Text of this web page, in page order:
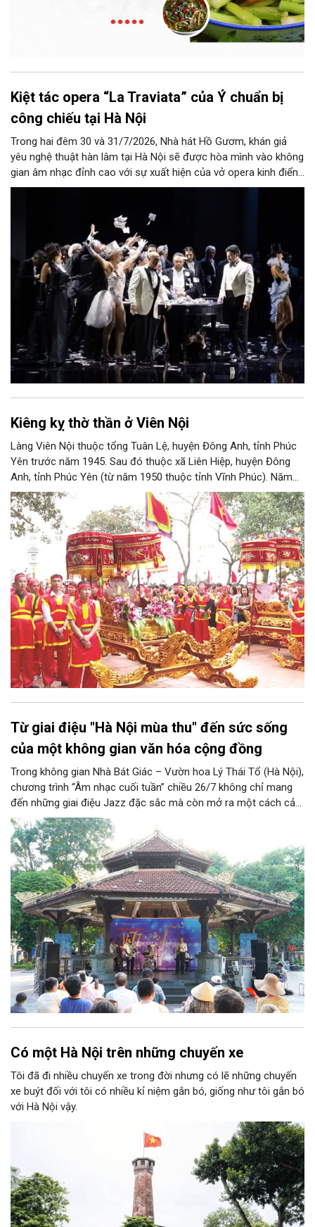
Kiệt tác opera “La Traviata” của Ý chuẩn bị
công chiếu tại Hà Nội
Trong hai đêm 30 và 31/7/2026, Nhà hát Hồ Gươm, khán giả
yêu nghệ thuật hàn lâm tại Hà Nội sẽ được hòa mình vào không
gian âm nhạc đỉnh cao với sự xuất hiện của vở opera kinh điển
“La Traviata”.
Kiêng kỵ thờ thần ở Viên Nội
Làng Viên Nội thuộc tổng Tuân Lệ, huyện Đông Anh, tỉnh Phúc
Yên trước năm 1945. Sau đó thuộc xã Liên Hiệp, huyện Đông
Anh, tỉnh Phúc Yên (từ năm 1950 thuộc tỉnh Vĩnh Phúc). Năm
1961, làng được sáp nhập vào Hà Nội. Năm 1965, Viên Nội
thuộc xã Vân Nội; từ ngày 1/7/2025 thuộc xã Phúc Thịnh, Hà
Nội. Viên Nội thờ hai vị thần là Đống Băng và Uông Tá (thời
Hùng Vương thứ 18) cùng Diệu La công chúa, nữ tướng thời Hai
Bà Trưng.
Từ giai điệu "Hà Nội mùa thu" đến sức sống
của một không gian văn hóa cộng đồng
Trong không gian Nhà Bát Giác – Vườn hoa Lý Thái Tổ (Hà Nội),
chương trình “Âm nhạc cuối tuần” chiều 26/7 không chỉ mang
đến những giai điệu Jazz đặc sắc mà còn mở ra một cách cảm
nhận mới về Hà Nội. Điểm nhấn của chương trình là ca khúc “Hà
Nội mùa thu” của nhạc sĩ Vũ Thanh đã đưa hình ảnh Thủ đô
hiện lên bằng vẻ đẹp tinh tế, giàu chiều sâu văn hóa, qua đó
khẳng định vai trò của nghệ thuật trong việc kiến tạo không
gian văn hóa cộng đồng và lan tỏa những giá trị bền vững của
thành phố.
Có một Hà Nội trên những chuyến xe
Tôi đã đi nhiều chuyến xe trong đời nhưng có lẽ những chuyến
xe buýt đối với tôi có nhiều kỉ niệm gắn bó, giống như tôi gắn bó
với Hà Nội vậy.